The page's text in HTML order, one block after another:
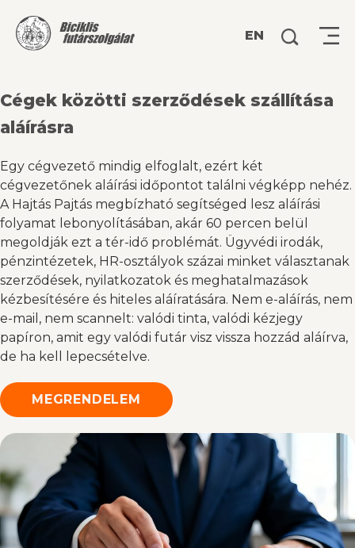
EN Keresés:
Cégek közötti szerződések szállítása
aláírásra
Egy cégvezető mindig elfoglalt, ezért két
cégvezetőnek aláírási időpontot találni végképp nehéz.
A Hajtás Pajtás megbízható segítséged lesz aláírási
folyamat lebonyolításában, akár 60 percen belül
megoldják ezt a tér-idő problémát. Ügyvédi irodák,
pénzintézetek, HR-osztályok százai minket választanak
szerződések, nyilatkozatok és meghatalmazások
kézbesítésére és hiteles aláíratására. Nem e-aláírás, nem
e-mail, nem scannelt: valódi tinta, valódi kézjegy
papíron, amit egy valódi futár visz vissza hozzád aláírva,
de ha kell lepecsételve.
MEGRENDELEM